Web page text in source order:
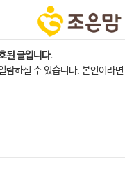
이벤트
된 글입니다.
람하실 수 있습니다. 본인이라